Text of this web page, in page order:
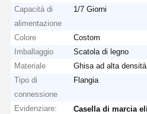
Capacità di
alimentazione
1/7 Giorni
Colore
Costom
Imballaggio
Scatola di legno
Materiale
Ghisa ad alta
Tipo di
connessione
Flangia
Evidenziare: Casella di marcia